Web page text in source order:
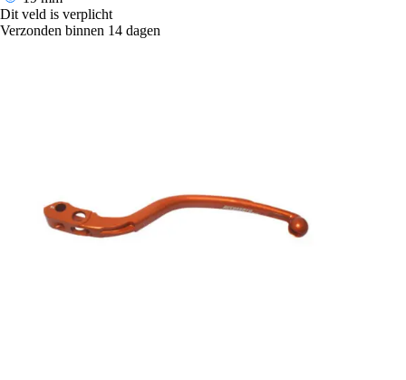
Dit veld is verplicht
Verzonden binnen 14 dagen